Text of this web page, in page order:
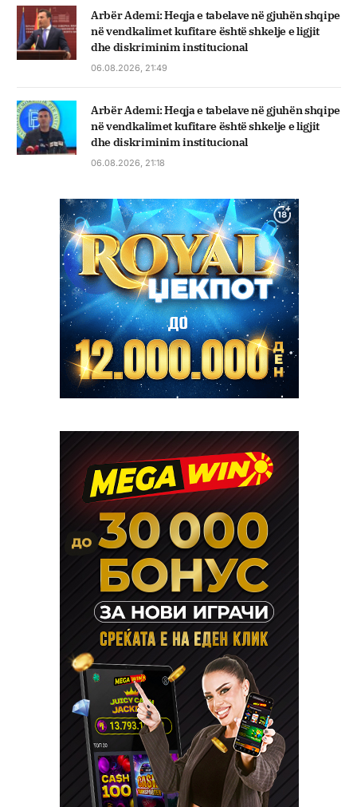
Arbër Ademi: Heqja e tabelave në gjuhën shqipe
në vendkalimet kufitare është shkelje e ligjit
dhe diskriminim institucional
06.08.2026, 21:49
Arbër Ademi: Heqja e tabelave në gjuhën shqipe
në vendkalimet kufitare është shkelje e ligjit
dhe diskriminim institucional
06.08.2026, 21:18